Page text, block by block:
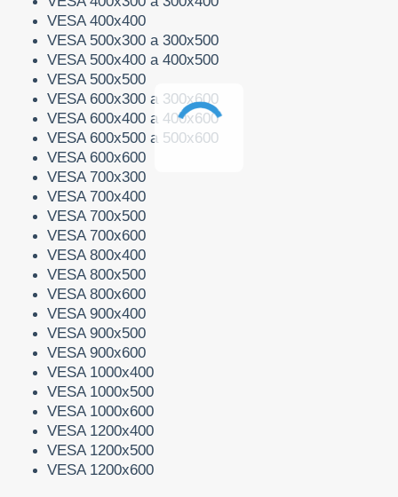
VESA 400x400
VESA 500x300 a 300x500
VESA 500x400 a 400x500
VESA 500x500
VESA 600x300 a 300x600
VESA 600x400 a 400x600
VESA 600x500 a 500x600
VESA 600x600
VESA 700x300
VESA 700x400
VESA 700x500
VESA 700x600
VESA 800x400
VESA 800x500
VESA 800x600
VESA 900x400
VESA 900x500
VESA 900x600
VESA 1000x400
VESA 1000x500
VESA 1000x600
VESA 1200x400
VESA 1200x500
VESA 1200x600